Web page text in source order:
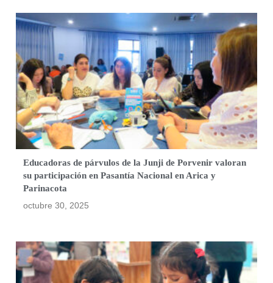
Educadoras de párvulos de la Junji de Porvenir valoran
su participación en Pasantía Nacional en Arica y
Parinacota
octubre 30, 2025